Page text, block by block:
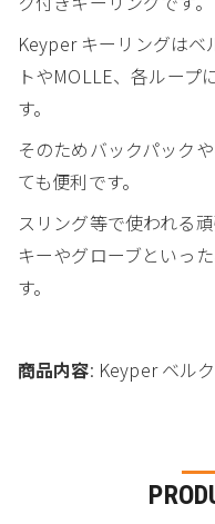
Keyper キーリングはベ
トやMOLLE、各ループ
す。
そのためバックパック
ても便利です。
スリング等で使われる
キーやグローブといっ
す。
商品内容: Keyper ベル